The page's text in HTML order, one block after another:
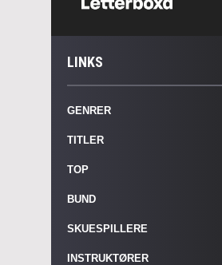
LINKS
GENRER
TITLER
TOP
BUND
SKUESPILLERE
INSTRUKTØRER